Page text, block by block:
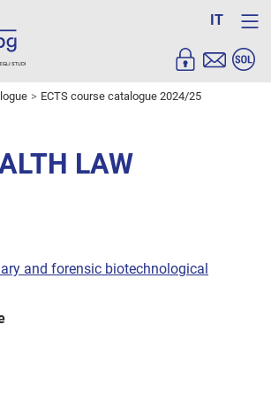
IT
ECTS course catalogue 2024/25
LAW
and forensic biotechnological